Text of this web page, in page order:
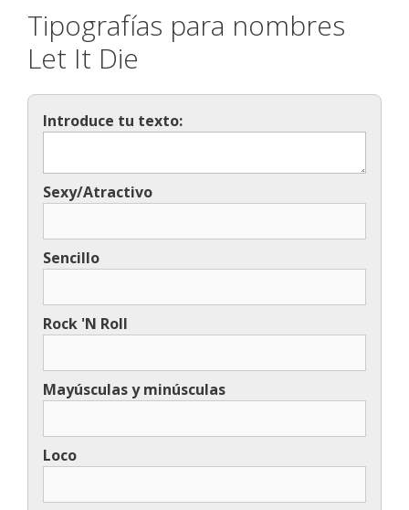
Tipografías para nombres
Let It Die
Introduce tu texto:
Sexy/Atractivo
Sencillo
Rock 'N Roll
Mayúsculas y minúsculas
Loco